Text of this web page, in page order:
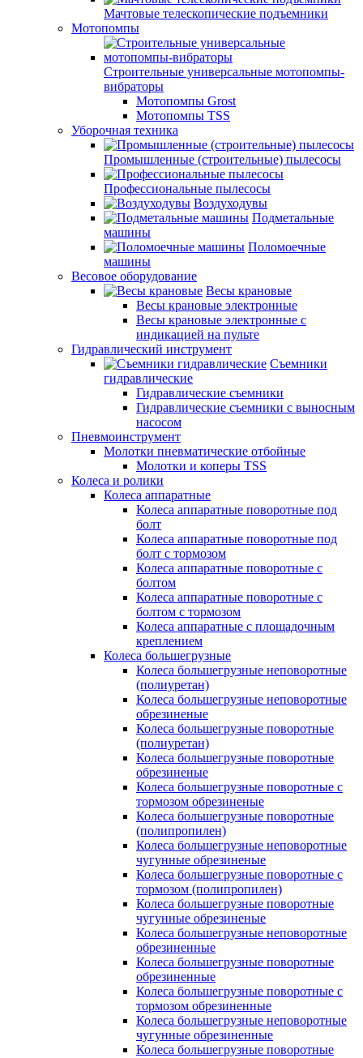
Мачтовые телескопические подъемники
Мотопомпы
Строительные универсальные мотопомпы-
вибраторы
Мотопомпы Grost
Мотопомпы TSS
Уборочная техника
Промышленные (строительные) пылесосы
Профессиональные пылесосы
Воздуходувы
Подметальные
машины
Поломоечные
машины
Весовое оборудование
Весы крановые
Весы крановые электронные
Весы крановые электронные с
индикацией на пульте
Гидравлический инструмент
Съемники
гидравлические
Гидравлические съемники
Гидравлические cъемники с выносным
насосом
Пневмоинструмент
Молотки пневматические отбойные
Молотки и коперы TSS
Колеса и ролики
Колеса аппаратные
Колеса аппаратные поворотные под
болт
Колеса аппаратные поворотные под
болт с тормозом
Колеса аппаратные поворотные с
болтом
Колеса аппаратные поворотные с
болтом с тормозом
Колеса аппаратные с площадочным
креплением
Колеса большегрузные
Колеса большегрузные неповоротные
(полиуретан)
Колеса большегрузные неповоротные
обрезиненые
Колеса большегрузные поворотные
(полиуретан)
Колеса большегрузные поворотные
обрезиненые
Колеса большегрузные поворотные с
тормозом обрезиненые
Колеса большегрузные поворотные
(полипропилен)
Колеса большегрузные неповоротные
чугунные обрезиненые
Колеса большегрузные поворотные с
тормозом (полипропилен)
Колеса большегрузные поворотные
чугунные обрезиненые
Колеса большегрузные неповоротные
обрезиненные
Колеса большегрузные поворотные
обрезиненные
Колеса большегрузные поворотные с
тормозом обрезиненные
Колеса большегрузные неповоротные
чугунные обрезиненные
Колеса большегрузные поворотные